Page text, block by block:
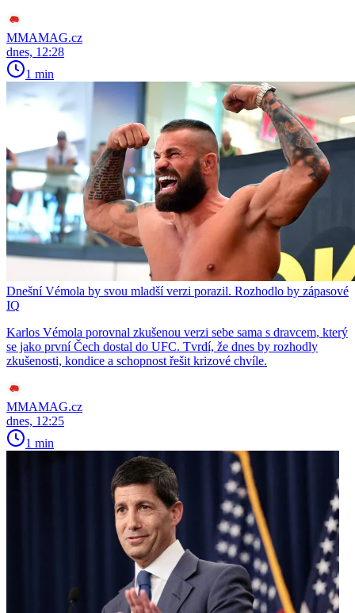
MMAMAG.cz
dnes, 12:28
1 min
Dnešní Vémola by svou mladší verzi porazil. Rozhodlo by zápasové
IQ
Karlos Vémola porovnal zkušenou verzi sebe sama s dravcem, který
se jako první Čech dostal do UFC. Tvrdí, že dnes by rozhodly
zkušenosti, kondice a schopnost řešit krizové chvíle.
MMAMAG.cz
dnes, 12:25
1 min